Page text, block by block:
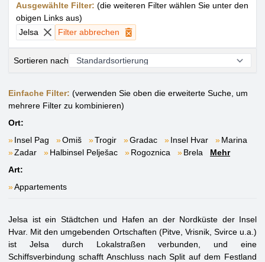
Ausgewählte Filter: (die weiteren Filter wählen Sie unter den
obigen Links aus)
Jelsa
Filter abbrechen
Sortieren nach
Einfache Filter: (verwenden Sie oben die erweiterte Suche, um
mehrere Filter zu kombinieren)
Ort:
Insel Pag
Omiš Trogir Gradac Insel Hvar
Marina
Zadar
Halbinsel Pelješac Rogoznica Brela
Mehr
Art:
Appartements
Jelsa ist ein Städtchen und Hafen an der Nordküste der Insel
Hvar. Mit den umgebenden Ortschaften (Pitve, Vrisnik, Svirce u.a.)
ist Jelsa durch Lokalstraßen verbunden, und eine
Schiffsverbindung schafft Anschluss nach Split auf dem Festland